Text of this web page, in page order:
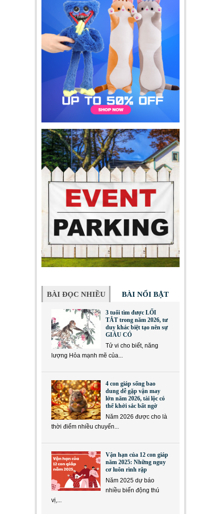
BÀI ĐỌC NHIỀU BÀI NỔI BẬT
3 tuổi tìm được LỐI
TẮT trong năm 2026, tư
duy khác biệt tạo nên sự
GIÀU CÓ
Tử vi cho biết, năng
lượng Hỏa mạnh mẽ của...
4 con giáp sống bao
dung dễ gặp vận may
lớn năm 2026, tài lộc có
thể khởi sắc bất ngờ
Năm 2026 được cho là
thời điểm nhiều chuyển...
Vận hạn của 12 con giáp
năm 2025: Những nguy
cơ luôn rình rập
Năm 2025 dự báo
nhiều biến động thú
vị,...